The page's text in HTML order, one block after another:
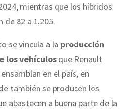
mientras que los híbridos
de 82 a 1.205.
se vincula a la producción
los vehículos que Renault
en el país, en
también se producen los
abastecen a buena parte de la